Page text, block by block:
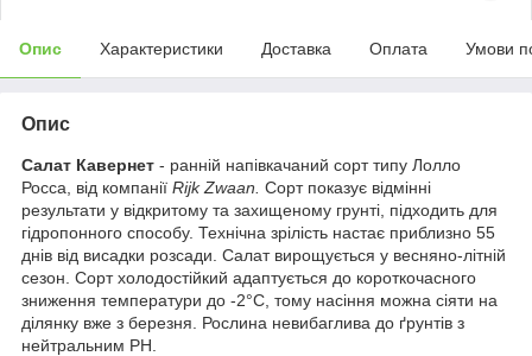
Опис Характеристики Доставка Оплата Умови
Опис
Салат Кавернет - ранній напівкачаний сорт типу Лолло
Росса, від компанії Rijk Zwaan. Сорт показує відмінні
результати у відкритому та захищеному грунті, підходить для
гідропонного способу. Технічна зрілість настає приблизно 55
днів від висадки розсади. Салат вирощується у весняно-літній
сезон. Сорт холодостійкий адаптується до короткочасного
зниження температури до -2°C, тому насіння можна сіяти на
ділянку вже з березня. Рослина невибаглива до ґрунтів з
нейтральним PH.